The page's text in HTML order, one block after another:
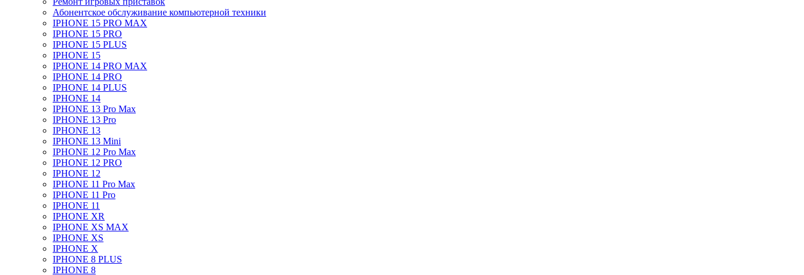
Абонентское обслуживание компьютерной техники
IPHONE 15 PRO MAX
IPHONE 15 PRO
IPHONE 15 PLUS
IPHONE 15
IPHONE 14 PRO MAX
IPHONE 14 PRO
IPHONE 14 PLUS
IPHONE 14
IPHONE 13 Pro Max
IPHONE 13 Pro
IPHONE 13
IPHONE 13 Mini
IPHONE 12 Pro Max
IPHONE 12 PRO
IPHONE 12
IPHONE 11 Pro Max
IPHONE 11 Pro
IPHONE 11
IPHONE XR
IPHONE XS MAX
IPHONE XS
IPHONE X
IPHONE 8 PLUS
IPHONE 8